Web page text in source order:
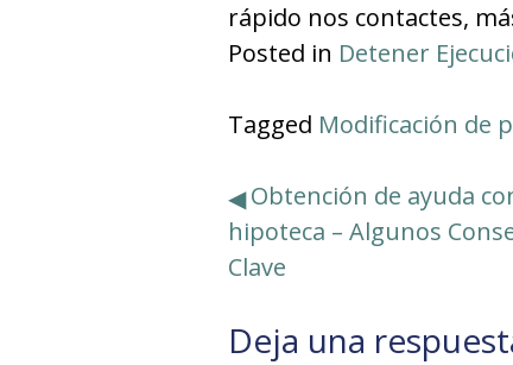
rápido nos contactes,
Posted in Detener
Tagged Modificación de
Navegación
de
entradas
Obtención de ayuda
hipoteca – Algunos
Clave
Deja una